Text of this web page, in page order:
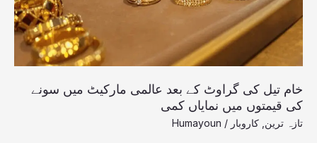
خام تیل کی گراوٹ کے بعد عالمی مارکیٹ میں سونے
کی قیمتوں میں نمایاں کمی
تازہ ترین کاروبار /
Humayoun
مارکیٹ
میں
سونے
کی
قیمتوں
میں
نمایاں
کمی